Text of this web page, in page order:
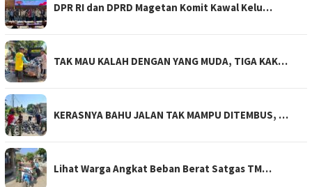
DPR RI dan DPRD Magetan Komit Kawal Kelu…
TAK MAU KALAH DENGAN YANG MUDA, TIGA KAK…
KERASNYA BAHU JALAN TAK MAMPU DITEMBUS, …
Lihat Warga Angkat Beban Berat Satgas TM…